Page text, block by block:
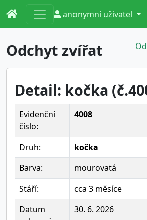
anonymní uživatel
Odchyt zvířat
Detail: kočka
Evidenční
číslo:
4008
Druh:
kočka
Barva:
mourovatá
Stáří:
cca 3 měsíce
Datum
30. 6. 2026